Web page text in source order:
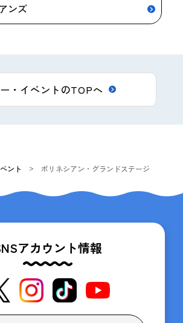
ンズ
・イベントのTOPへ
ント ポリネシアン・グランドステージ
アカウント情報